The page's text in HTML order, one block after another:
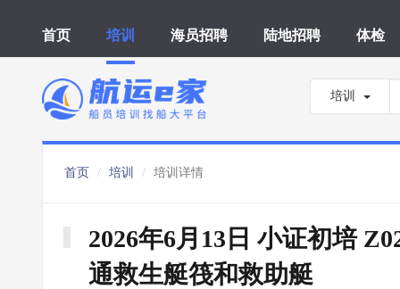
首页 培训 海员招聘 陆地招聘 体检
培训
首页 培训 培训详情
2026年6月13日 小证初培
通救生艇筏和救助艇